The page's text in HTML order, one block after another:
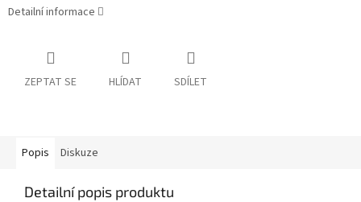
Detailní informace
ZEPTAT SE HLÍDAT SDÍLET
Popis Diskuze
Detailní popis produktu